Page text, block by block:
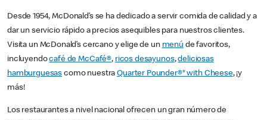
Desde 1954, McDonald’s se ha dedicado a servir comida de calidad y a
dar un servicio rápido a precios asequibles para nuestros clientes.
Visita un McDonald’s cercano y elige de un menú de favoritos,
incluyendocafé de McCafé®, ricos desayunos,deliciosas
hamburguesas como nuestraQuarter Pounder®* with Cheese, ¡y
más!
Los restaurantes a nivel nacional ofrecen un gran número de